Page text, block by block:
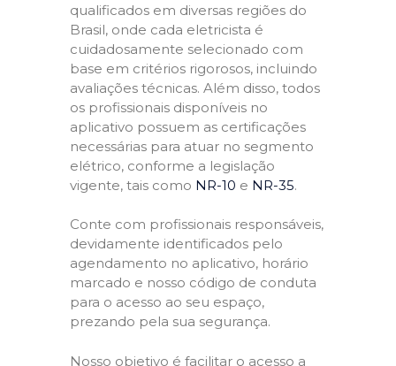
qualificados em diversas regiões do
Brasil, onde cada eletricista é
cuidadosamente selecionado com
base em critérios rigorosos, incluindo
avaliações técnicas. Além disso, todos
os profissionais disponíveis no
aplicativo possuem as certificações
necessárias para atuar no segmento
elétrico, conforme a legislação
vigente, tais como NR-10 e NR-35.
Conte com profissionais responsáveis,
devidamente identificados pelo
agendamento no aplicativo, horário
marcado e nosso código de conduta
para o acesso ao seu espaço,
prezando pela sua segurança.
Nosso objetivo é facilitar o acesso a